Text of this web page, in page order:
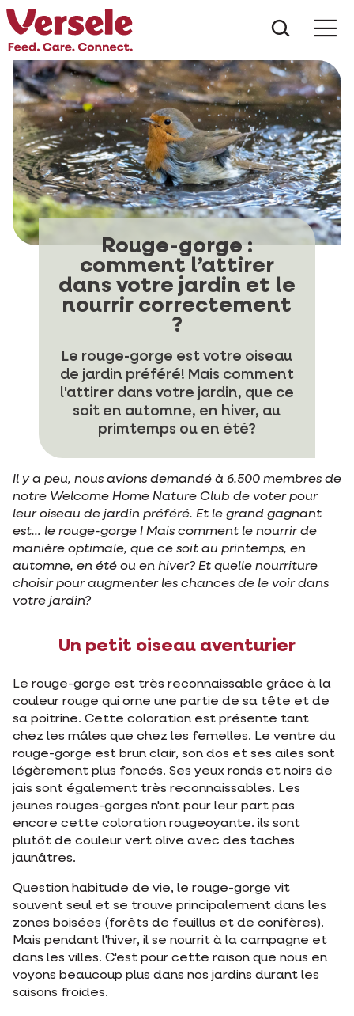
Rouge-gorge :
comment l’attirer
dans votre jardin et le
nourrir correctement
?
Le rouge-gorge est votre oiseau
de jardin préféré! Mais comment
l'attirer dans votre jardin, que ce
soit en automne, en hiver, au
primtemps ou en été?
Il y a peu, nous avions demandé à 6.500 membres de
notre Welcome Home Nature Club de voter pour
leur oiseau de jardin préféré. Et le grand gagnant
est… le rouge-gorge ! Mais comment le nourrir de
manière optimale, que ce soit au printemps, en
automne, en été ou en hiver? Et quelle nourriture
choisir pour augmenter les chances de le voir dans
votre jardin?
Un petit oiseau aventurier
Le rouge-gorge est très reconnaissable grâce à la
couleur rouge qui orne une partie de sa tête et de
sa poitrine. Cette coloration est présente tant
chez les mâles que chez les femelles. Le ventre du
rouge-gorge est brun clair, son dos et ses ailes sont
légèrement plus foncés. Ses yeux ronds et noirs de
jais sont également très reconnaissables. Les
jeunes rouges-gorges n'ont pour leur part pas
encore cette coloration rougeoyante. ils sont
plutôt de couleur vert olive avec des taches
jaunâtres.
Question habitude de vie, le rouge-gorge vit
souvent seul et se trouve principalement dans les
zones boisées (forêts de feuillus et de conifères).
Mais pendant l'hiver, il se nourrit à la campagne et
dans les villes. C'est pour cette raison que nous en
voyons beaucoup plus dans nos jardins durant les
saisons froides.